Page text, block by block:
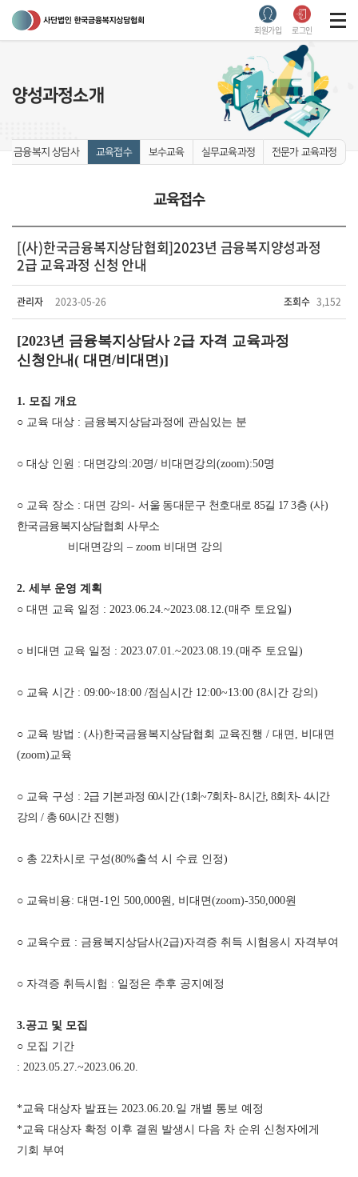
회원가입 로그인
양성과정소개
금융복지 상담사 교육접수 보수교육 실무교육과정 전문가 교육과정
교육접수
[(사)한국금융복지상담협회]2023년 금융복지양성과정
2급 교육과정 신청 안내
관리자 2023-05-26 조회수 3,152
[2023년 금융복지상담사 2급 자격 교육과정
신청안내 ( 대면/비대면)]
1. 모집 개요
○ 교육 대상 : 금융복지상담과정에 관심있는 분
○ 대상 인원 : 대면강의 :20명/ 비대면강의 (zoom):50명
○ 교육 장소 : 대면 강의-서울 동대문구 천호대로85길 17 3층 (사)
한국금융복지상담협회 사무소
비대면강의 – zoom 비대면 강의
2. 세부 운영 계획
○ 대면 교육 일정 : 2023.06.24.~2023.08.12.(매주 토요일)
○ 비대면 교육 일정 : 2023.07.01.~2023.08.19.(매주 토요일)
○ 교육 시간 : 09:00~18:00 /점심시간 12:00~13:00 (8시간 강의 )
○ 교육 방법 : (사)한국금융복지상담협회 교육진행 / 대면 , 비대면
(zoom)교육
○ 교육 구성 : 2급 기본과정 60시간(1회~7회차- 8시간, 8회차- 4시간
강의 / 총60시간 진행)
○ 총 22차시로 구성(80%출석 시 수료 인정)
○ 교육비용: 대면-1인 500,000원 , 비대면(zoom)-350,000원
○ 교육수료 : 금융복지상담사(2급)자격증 취득 시험응시 자격부여
○ 자격증 취득시험 : 일정은 추후 공지예정
3.공고 및 모집
○ 모집 기간
: 2023.05.27.~2023.06.20.
*교육 대상자 발표는 2023.06.20.일 개별 통보 예정
*교육 대상자 확정 이후 결원 발생시 다음 차 순위 신청자에게
기회 부여